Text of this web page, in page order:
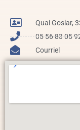
Quai Goslar,
05 56 83 05
Courriel